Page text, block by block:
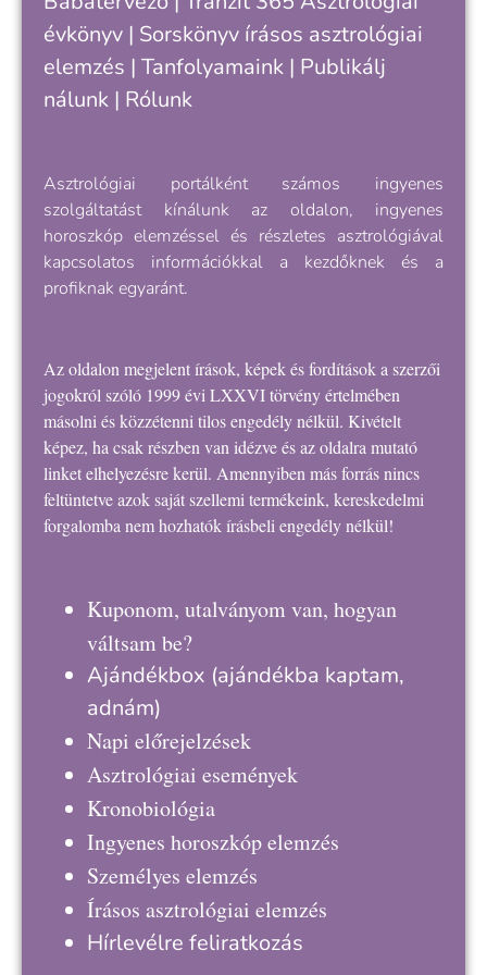
évkönyv | Sorskönyv írásos asztrológiai
elemzés | Tanfolyamaink | Publikálj
nálunk | Rólunk
Asztrológiai portálként számos ingyenes
szolgáltatást kínálunk az oldalon, ingyenes
horoszkóp elemzéssel és részletes asztrológiával
kapcsolatos információkkal a kezdőknek és a
profiknak egyaránt.
Az oldalon megjelent írások, képek és fordítások a szerzői
jogokról szóló 1999 évi LXXVI törvény értelmében
másolni és közzétenni tilos engedély nélkül. Kivételt
képez, ha csak részben van idézve és az oldalra mutató
linket elhelyezésre kerül. Amennyiben más forrás nincs
feltüntetve azok saját szellemi termékeink, kereskedelmi
forgalomba nem hozhatók írásbeli engedély nélkül!
Kuponom, utalványom van, hogyan
váltsam be?
Ajándékbox (ajándékba kaptam,
adnám)
Napi előrejelzések
Asztrológiai események
Kronobiológia
Ingyenes horoszkóp elemzés
Személyes elemzés
Írásos asztrológiai elemzés
Hírlevélre feliratkozás